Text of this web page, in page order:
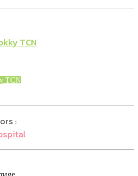
TCN
TCN
: